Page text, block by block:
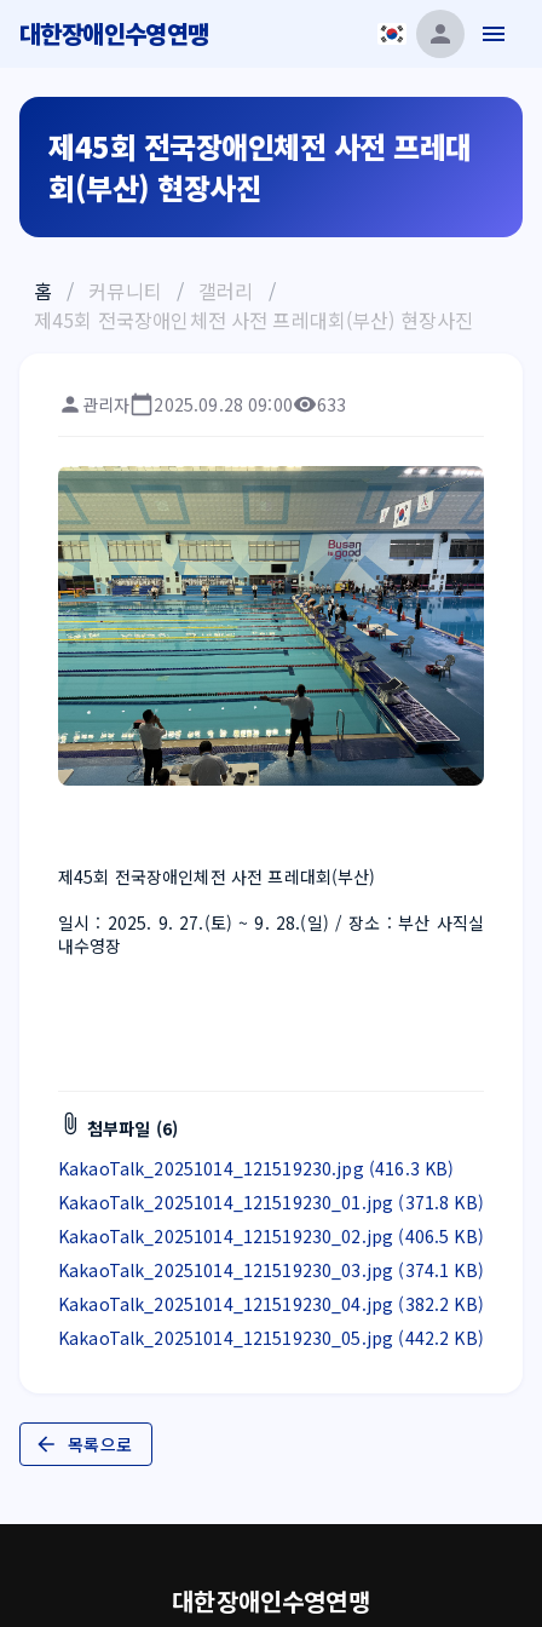
대한장애인수영연맹
제45회 전국장애인체전 사전 프레대
회(부산) 현장사진
홈 / 커뮤니티 / 갤러리
/
제45회 전국장애인체전 사전 프레대회(부산) 현장사진
관리자 2025.09.28 09:00 633
제45회 전국장애인체전 사전 프레대회(부산)
일시 : 2025. 9. 27.(토) ~ 9. 28.(일) / 장소 : 부산 사직실
내수영장
첨부파일 (6)
KakaoTalk_20251014_121519230.jpg (416.3 KB)
KakaoTalk_20251014_121519230_01.jpg (371.8 KB)
KakaoTalk_20251014_121519230_02.jpg (406.5 KB)
KakaoTalk_20251014_121519230_03.jpg (374.1 KB)
KakaoTalk_20251014_121519230_04.jpg (382.2 KB)
KakaoTalk_20251014_121519230_05.jpg (442.2 KB)
목록으로
대한장애인수영연맹